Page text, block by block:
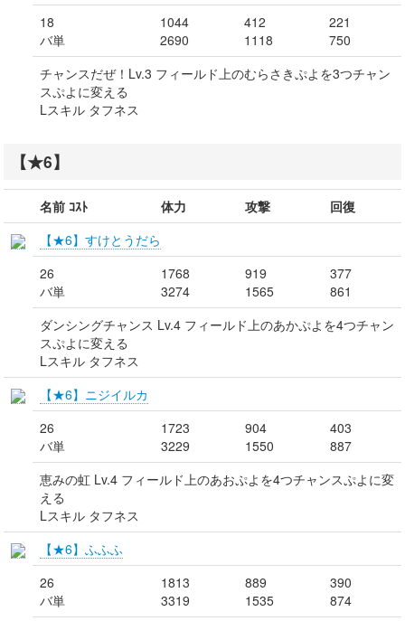
18
バ単
1044
2690
412
1118
221
750
チャンスだぜ！Lv.3 フィールド上のむらさきぷよを3つチャン
スぷよに変える
Lスキル タフネス
【★6】
名前 ｺｽﾄ 体力 攻撃
回復
【★6】すけとうだら
26
バ単
1768
3274
919
1565
377
861
ダンシングチャンス Lv.4 フィールド上のあかぷよを4つチャン
スぷよに変える
Lスキル タフネス
【★6】ニジイルカ
26
バ単
1723
3229
904
1550
403
887
恵みの虹 Lv.4 フィールド上のあおぷよを4つチャンスぷよに変
える
Lスキル タフネス
【★6】ふふふ
26
バ単
1813
3319
889
1535
390
874